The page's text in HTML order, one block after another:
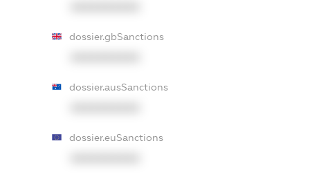
dossier.gbSanctions
dossier.ausSanctions
dossier.euSanctions